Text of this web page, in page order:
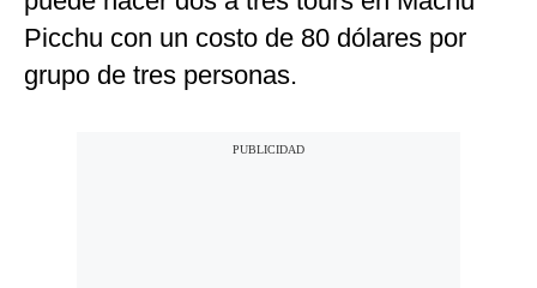
Picchu con un costo de 80 dólares por
grupo de tres personas.